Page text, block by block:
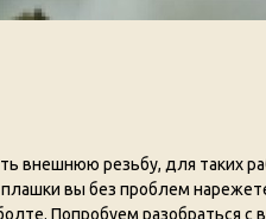
внешнюю резьбу, для таких
вы без проблем
Попробуем разобраться с